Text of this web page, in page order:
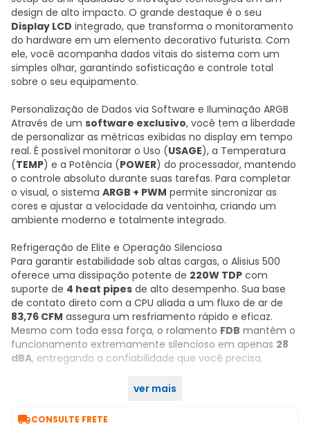
design de alto impacto. O grande destaque é o seu
Display LCD integrado, que transforma o monitoramento
do hardware em um elemento decorativo futurista. Com
ele, você acompanha dados vitais do sistema com um
simples olhar, garantindo sofisticação e controle total
sobre o seu equipamento.
Personalização de Dados via Software e Iluminação ARGB
Através de um software exclusivo, você tem a liberdade
de personalizar as métricas exibidas no display em tempo
real. É possível monitorar o Uso (USAGE), a Temperatura
(TEMP) e a Potência (POWER) do processador, mantendo
o controle absoluto durante suas tarefas. Para completar
o visual, o sistema ARGB + PWM permite sincronizar as
cores e ajustar a velocidade da ventoinha, criando um
ambiente moderno e totalmente integrado.
Refrigeração de Elite e Operação Silenciosa
Para garantir estabilidade sob altas cargas, o Alisius 500
oferece uma dissipação potente de 220W TDP com
suporte de 4 heat pipes de alto desempenho. Sua base
de contato direto com a CPU aliada a um fluxo de ar de
83,76 CFM assegura um resfriamento rápido e eficaz.
Mesmo com toda essa força, o rolamento FDB mantém o
funcionamento extremamente silencioso em apenas 28
dBA, entregando a confiabilidade que você precisa.
ver mais
CONSULTE FRETE